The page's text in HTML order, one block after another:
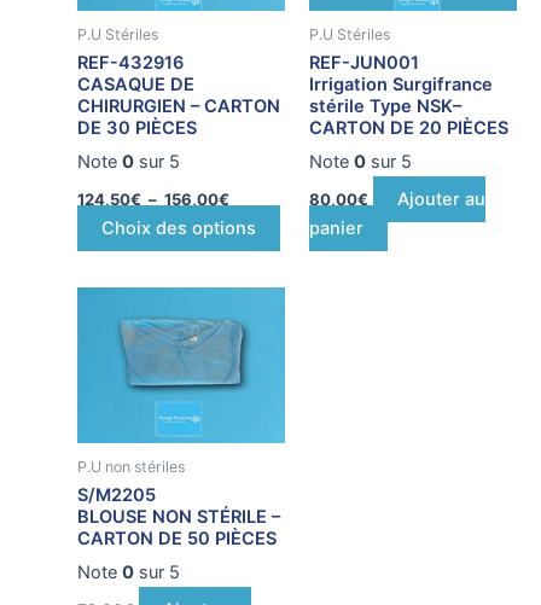
P.U Stériles
REF-432916
CASAQUE DE
CHIRURGIEN – CARTON
DE 30 PIÈCES
Note 0sur 5
124,50€ – 156,00€
Choix des options
Les
options
peuvent
être
choisies
P.U Stériles
REF-JUN001
Irrigation Surgifrance
stérile Type NSK–
CARTON DE 20 PIÈCES
Note 0sur 5
80,00€
Ajouter au
panier
P.U non stériles
S/M2205
BLOUSE NON STÉRILE –
CARTON DE 50 PIÈCES
Note 0sur 5